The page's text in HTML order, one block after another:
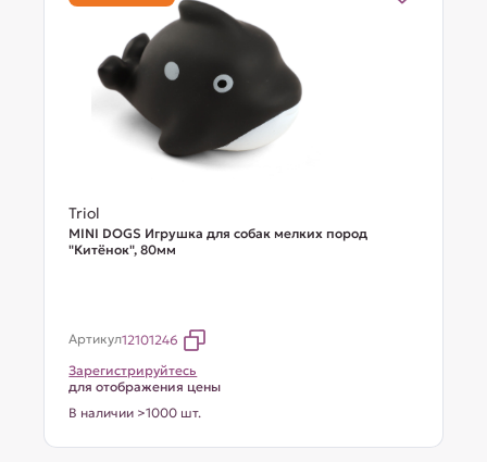
Triol
MINI DOGS Игрушка для собак мелких пород
"Китёнок", 80мм
Артикул12101246
Зарегистрируйтесь
для отображения цены
В наличии >1000 шт.